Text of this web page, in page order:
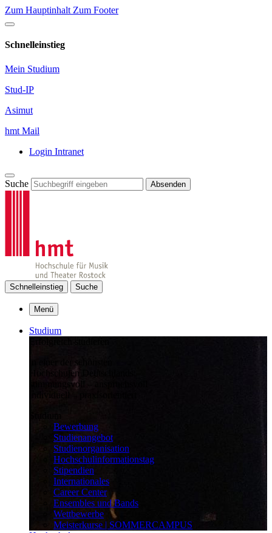
Zum Hauptinhalt Zum Footer
Schnelleinstieg
Mein Studium
Stud-IP
Asimut
hmt Mail
Login Intranet
Suche Absenden
Schnelleinstieg Suche
Menü
Studium
in einer der schönsten
Hochschulen Deutschlands:
stimmungsvoll – anspruchsvoll –
individuell – praxisorientiert
Bewerbung
Studienangebot
Studienorganisation
Hochschulinformationstag
Stipendien
Internationales
Career Center
Ensembles und Bands
Wettbewerbe
Meisterkurse | SOMMERCAMPUS